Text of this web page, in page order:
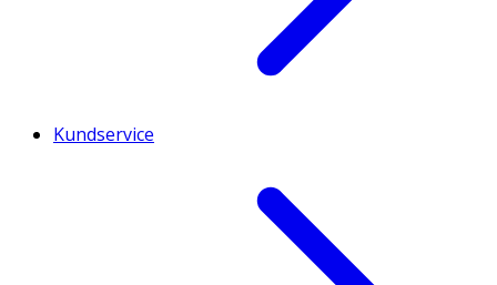
Kundservice